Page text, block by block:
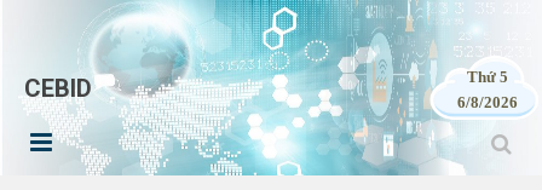
CEBID
Thứ 5
6/8/2026